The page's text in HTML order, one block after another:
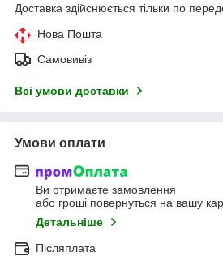
Доставка здійснюється тільки по
Нова Пошта
Самовивіз
Всі умови доставки
Умови оплати
Ви отримаєте замовлення
або гроші повернуться на вашу
Детальніше
Післяплата